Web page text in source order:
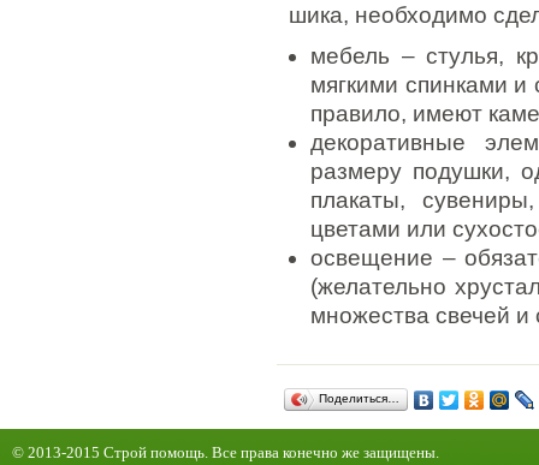
шика, необходимо
мебель – стулья,
мягкими спинками
правило, имеют
декоративные
размеру подушки,
плакаты,
цветами или
освещение –
(желательно
множества свечей
Поделиться…
© 2013-2015 Строй помощь. Все права конечно же защищены.